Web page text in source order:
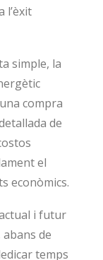
l’èxit
simple, la
compra
de
el
econòmics.
i futur
de
temps